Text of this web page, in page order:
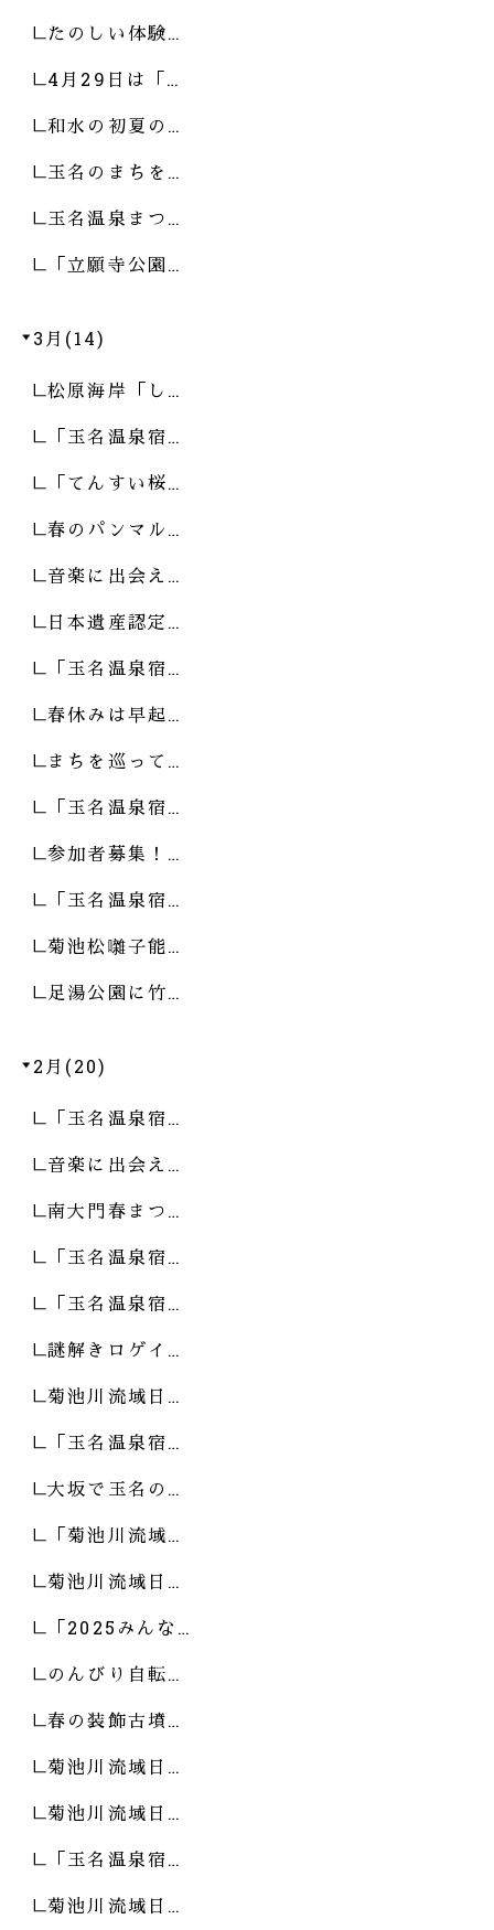
たのしい体験…
4月29日は「…
和水の初夏の…
玉名のまちを…
玉名温泉まつ…
「立願寺公園…
3月(14)
松原海岸「し…
「玉名温泉宿…
「てんすい桜…
春のパンマル…
音楽に出会え…
日本遺産認定…
「玉名温泉宿…
春休みは早起…
まちを巡って…
「玉名温泉宿…
参加者募集！…
「玉名温泉宿…
菊池松囃子能…
足湯公園に竹…
2月(20)
「玉名温泉宿…
音楽に出会え…
南大門春まつ…
「玉名温泉宿…
「玉名温泉宿…
謎解きロゲイ…
菊池川流域日…
「玉名温泉宿…
大坂で玉名の…
「菊池川流域…
菊池川流域日…
「2025みんな…
のんびり自転…
春の装飾古墳…
菊池川流域日…
菊池川流域日…
「玉名温泉宿…
菊池川流域日…